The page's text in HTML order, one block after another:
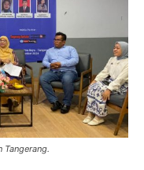
Tangerang.